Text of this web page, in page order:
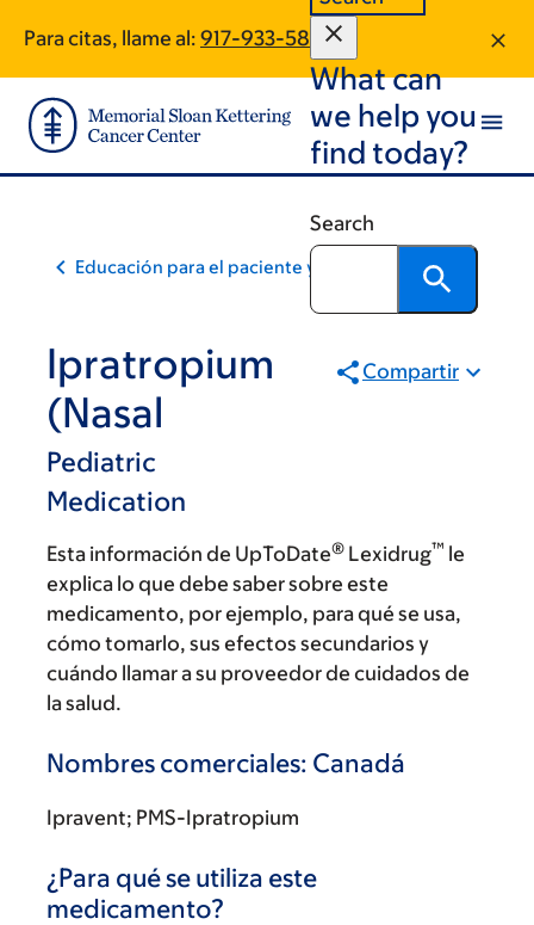
main
content
footer
Para citas, llame al: 917-933-5862
What can
we help you
find today?
Search
Educación para el paciente y la comunidad
Ipratropium
(Nasal
Pediatric
Medication
Compartir
Esta información de UpToDate® Lexidrug™ le
explica lo que debe saber sobre este
medicamento, por ejemplo, para qué se usa,
cómo tomarlo, sus efectos secundarios y
cuándo llamar a su proveedor de cuidados de
la salud.
Nombres comerciales: Canadá
Ipravent; PMS-Ipratropium
¿Para qué se utiliza este
medicamento?